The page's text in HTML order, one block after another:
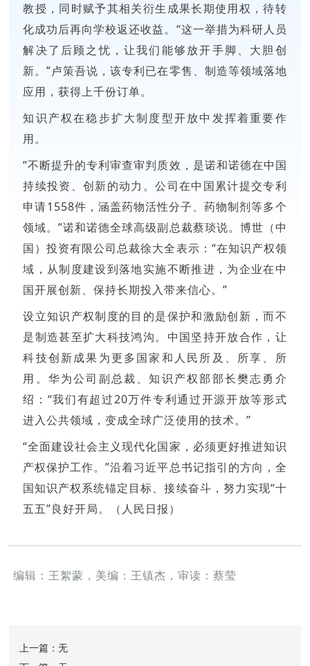
教授，同时赋予其相关衍生成果长期使用权，待转
化成功后再向学校返还收益。“这一举措为科研人员
解决了后顾之忧，让我们能够放开手脚、大胆创
新。”卢策吾说，该专利已在零售、制造等领域落地
应用，获得上千份订单。
知识产权在稳步扩大制度型开放中发挥着重要作
用。
“不断提升的专利审查审判质效，是诺和诺德在中国
持续投资、创新的动力。公司在中国累计提交专利
申请1558件，涵盖药物活性分子、药物制剂等多个
领域。”诺和诺德全球高级副总裁蔡琰说。博世（中
国）投资有限公司总裁徐大全表示：“在知识产权领
域，从制度建设到落地实施不断推进，为企业在中
国开展创新、保持长期投入带来信心。”
设立知识产权制度的目的是保护和激励创新，而不
是制造甚至扩大科技鸿沟。中国坚持开放合作，让
科技创新成果为更多国家和人民所及、所享、所
用。华为公司副总裁、知识产权部部长樊志勇介
绍：“我们有超过20万件专利通过开源开放等形式
进入公共领域，变成全球广泛使用的技术。”
“全面建设社会主义现代化国家，必须更好推进知识
产权保护工作。”沿着习近平总书记指引的方向，全
国知识产权系统锚定目标、接续奋斗，努力实现“十
五五”良好开局。（人民日报）
编辑：王絮蒙，美编：王镇杰，审读：蔡莹
上一篇：无